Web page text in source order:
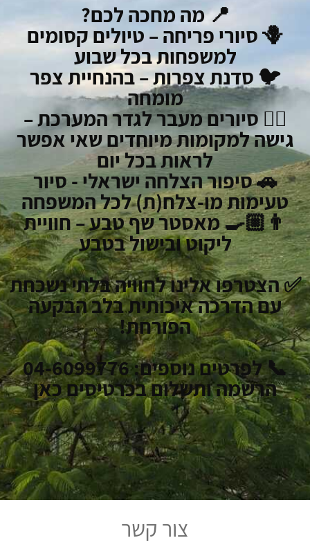
📍 מה מחכה לכם?
🪻 סיורי פריחה – טיולים קסומים
למשפחותבכל שבוע
🐦 סדנת צפרות – בהנחיית צפר
מומחה
🚶‍♂️ סיורים מעבר לגדר המערכת –
גישה למקומות מיוחדים שאי אפשר
לראות בכל יום
🚗 סיפור הצלחה ישראלי - סיור
טעימות מו-צלח(ת) לכלהמשפחה
👨🏼‍🍳 מאסטר שף טבע – חוויית
ליקוט ובישול בטבע
✅ הצטרפו אלינו לחוויה בלתי נשכחת
עם הדרכה איכותית בלב הבקעה
הפורחת!
📞 לפרטים נוספים: 04-6099776
הרשמה ותשלום בכרטיסים כאן
צור קשר